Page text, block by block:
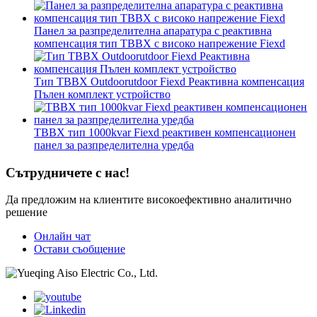
Панел за разпределителна апаратура с реактивна
компенсация тип TBBX с високо напрежение Fiexd
Тип TBBX Outdoorutdoor Fiexd Реактивна компенсация
Пълен комплект устройство
TBBX тип 1000kvar Fiexd реактивен компенсационен
панел за разпределителна уредба
Сътрудничете с нас!
Да предложим на клиентите високоефективно аналитично
решение
Онлайн чат
Остави съобщение